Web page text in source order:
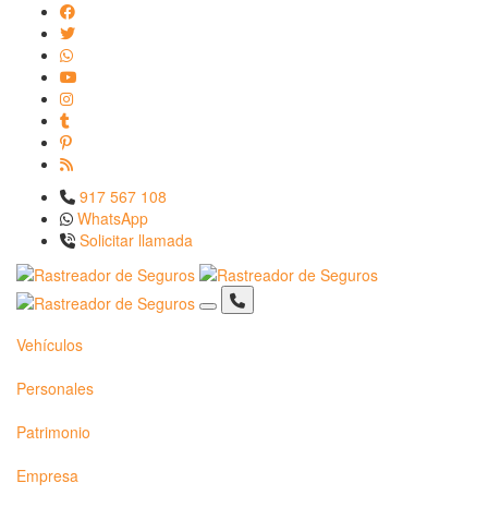
917 567 108
WhatsApp
Solicitar llamada
Vehículos
Personales
Patrimonio
Empresa